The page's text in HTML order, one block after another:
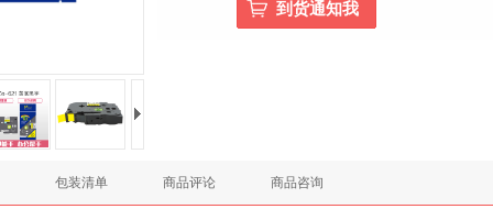
包装清单 商品评论 商品咨询